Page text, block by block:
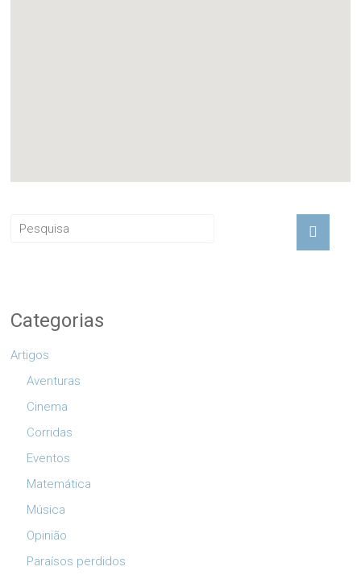
Categorias
Artigos
Aventuras
Cinema
Corridas
Eventos
Matemática
Música
Opinião
Paraísos perdidos